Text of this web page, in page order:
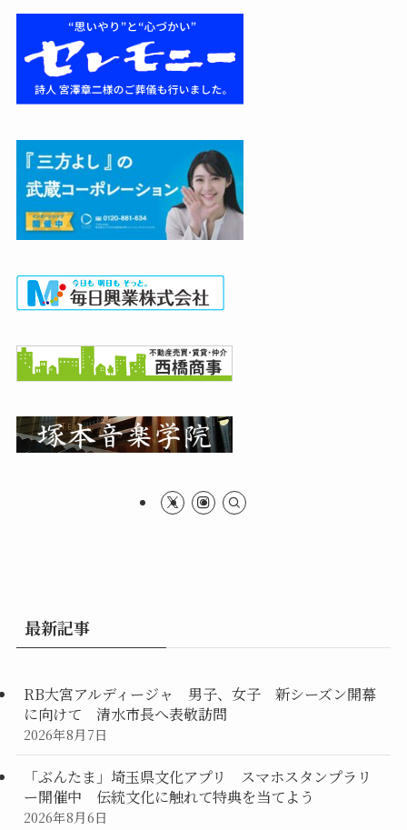
最新記事
RB大宮アルディージャ 男子、女子 新シーズン開幕
に向けて 清水市長へ表敬訪問
2026年8月7日
「ぶんたま」埼玉県文化アプリ スマホスタンプラリ
ー開催中 伝統文化に触れて特典を当てよう
2026年8月6日